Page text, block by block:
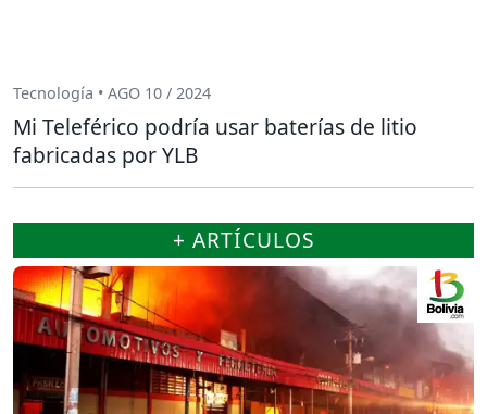
Tecnología • AGO 10 / 2024
Mi Teleférico podría usar baterías de litio
fabricadas por YLB
+ ARTÍCULOS